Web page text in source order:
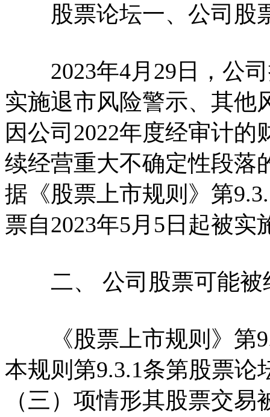
股票论坛一、公司股
2023年4月29日，公司
实施退市风险警示、其他
因公司2022年度经审计
续经营重大不确定性段落
据《股票上市规则》第
票自2023年5月5日起被实
二、 公司股票可能被
《股票上市规则》第
本规则第9.3.1条第股票
（三）项情形其股票交